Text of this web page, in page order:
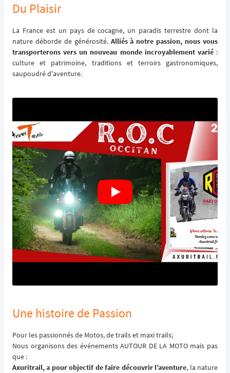
Du Plaisir
La France est un pays de cocagne, un paradis terrestre dont la
nature déborde de générosité. Alliés à notre passion, nous vous
transporterons vers un nouveau monde incroyablement varié:
culture et patrimoine, traditions et terroirs gastronomiques,
saupoudré d'aventure.
Une histoire de Passion
Pour les passionnés de Motos, de trails et maxi trails;
Nous organisons des événements AUTOUR DE LA MOTO mais pas
que :
Axuritrail, a pour objectif de faire découvrir l’aventure, la nature